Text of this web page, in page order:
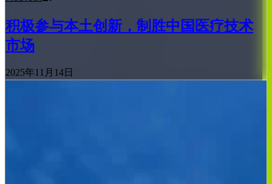
积极参与本土创新，制胜中国医疗技术
市场
2025年11月14日